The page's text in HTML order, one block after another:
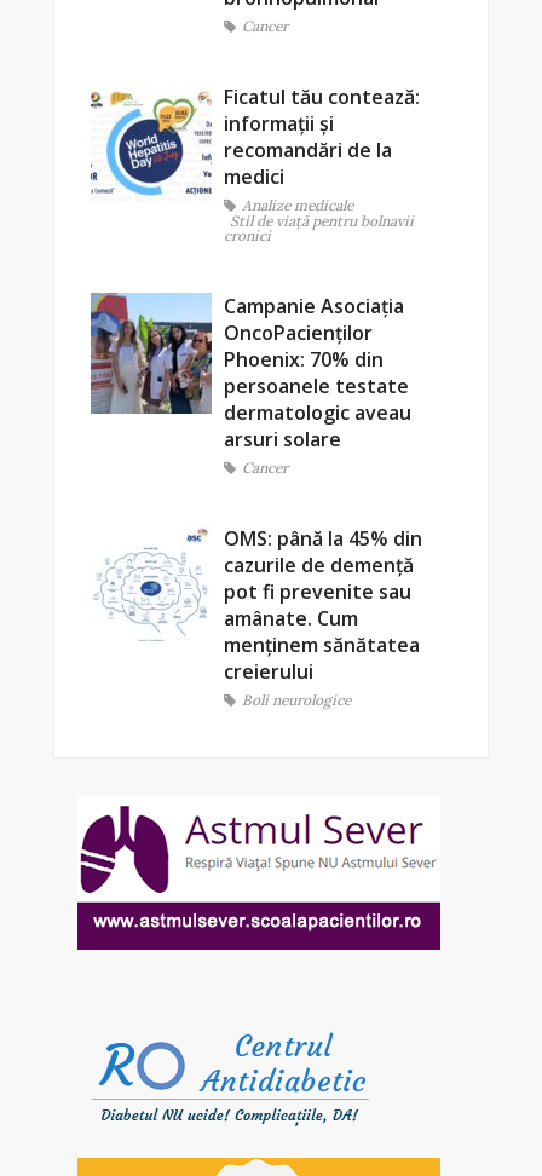
Cancer
Ficatul tău contează:
informații și
recomandări de la
medici
Analize medicale
Stil de viaţă pentru bolnavii
cronici
Campanie Asociația
OncoPacienților
Phoenix: 70% din
persoanele testate
dermatologic aveau
arsuri solare
Cancer
OMS: până la 45% din
cazurile de demență
pot fi prevenite sau
amânate. Cum
menținem sănătatea
creierului
Boli neurologice